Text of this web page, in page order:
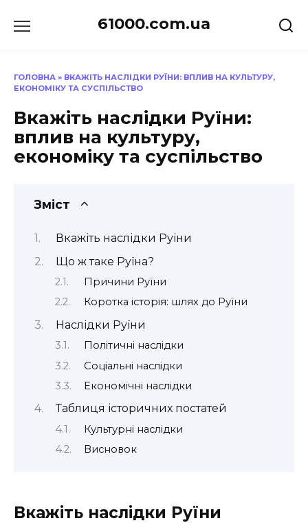
до
61000.com.ua
ГОЛОВНА » ВКАЖІТЬ НАСЛІДКИ РУЇНИ: ВПЛИВ НА КУЛЬТУРУ,
ЕКОНОМІКУ ТА СУСПІЛЬСТВО
Вкажіть наслідки Руїни:
вплив на культуру,
економіку та суспільство
Зміст
Вкажіть наслідки Руїни
Що ж таке Руїна?
Причини Руїни
Коротка історія: шлях до Руїни
Наслідки Руїни
Політичні наслідки
Соціальні наслідки
Економічні наслідки
Таблиця історичних постатей
Культурні наслідки
Висновок
Вкажіть наслідки Руїни